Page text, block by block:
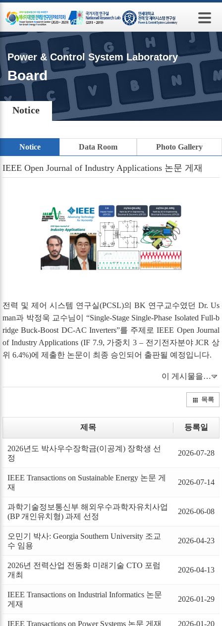
Power & Control System Laboratory
Board
Notice
Notice Data Room Photo Gallery
IEEE Open Journal of Industry Applications 논문 게재
전력 및 제어 시스템 연구실(PCSL)의 BK 연구교수였던 Dr. Us
man과 박정욱 교수님이 “Single-Stage Single-Phase Isolated Full-b
ridge Buck-Boost DC-AC Inverters”를 주제로 IEEE Open Journal
of Industry Applications (IF 7.9, 가중치 3 – 전기전자분야 JCR 상
위 6.4%)에 제출한 논문이 최종 승인되어 출판될 예정입니다.
이 게시물을…
목록
제목 등록일
2026년도 박사우수장학금(이공계) 장학생 선
정
2026-07-28
IEEE Transactions on Sustainable Energy 논문 게
재
2026-07-14
과학기술정보통신부 해외우수과학자유치사업
(BP 개인유치형) 과제 선정
2026-06-08
오민기 박사: Georgia Southern University 조교
수 임용
2026-04-23
2026년 전력산업 전동화 미래기술 CTO 포럼
개최
2026-04-13
IEEE Transactions on Industrial Informatics 논문
게재
2026-01-29
IEEE Transactions on Power Systems 논문 게재 2026-01-20